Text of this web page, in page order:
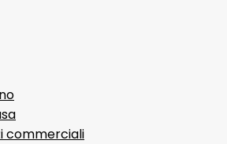
commerciali